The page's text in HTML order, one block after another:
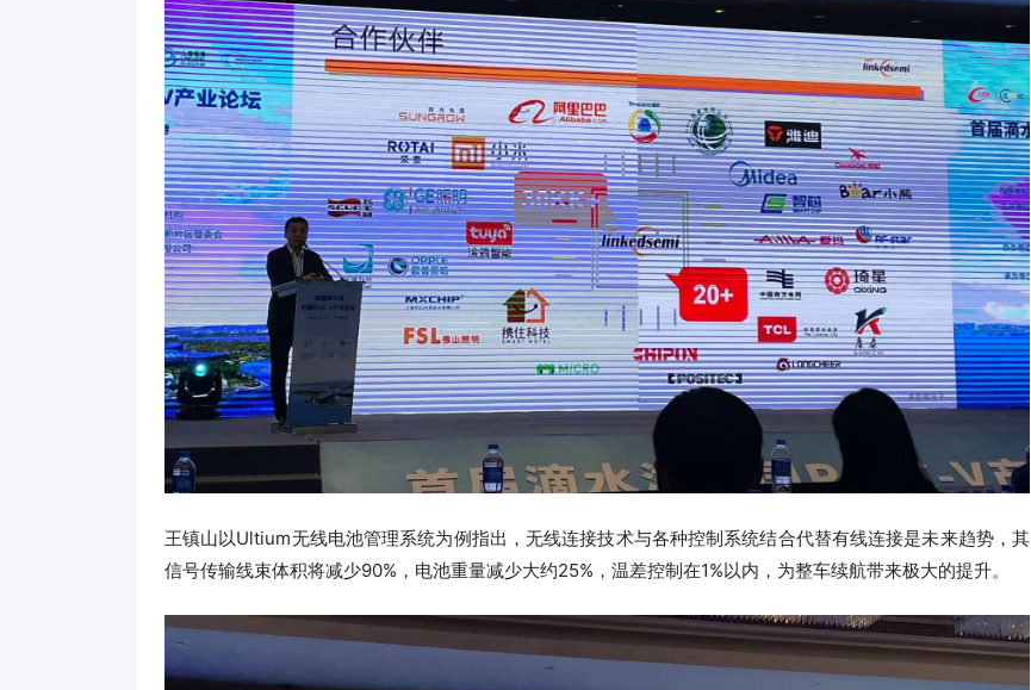
王镇山以Ultium无线电池管理系统为例指出，无线连接技术与各种控制系统结合代替有线连接是未来趋势，其
信号传输线束体积将减少90%，电池重量减少大约25%，温差控制在1%以内，为整车续航带来极大的提升。